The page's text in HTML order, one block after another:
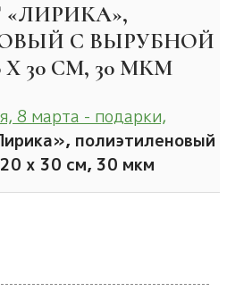
С ВЫРУБНОЙ
30 СМ, 30 МКМ
8 марта - подарки,
полиэтиленовый
х 30 см, 30 мкм